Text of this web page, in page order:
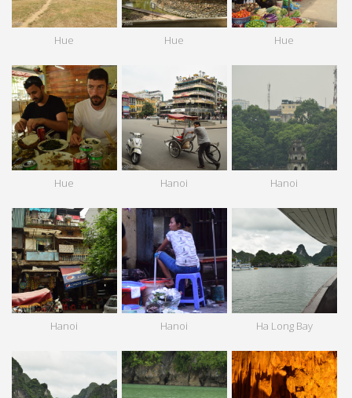
Hue Hue Hue
Hue Hanoi Hanoi
Hanoi Hanoi Ha Long Bay